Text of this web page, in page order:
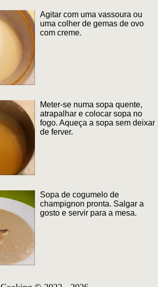
Agitar com uma vassoura ou
uma colher de gemas de ovo
com creme.
Meter-se numa sopa quente,
atrapalhar e colocar sopa no
fogo. Aqueça a sopa sem deixar
de ferver.
Sopa de cogumelo de
champignon pronta. Salgar a
gosto e servir para a mesa.